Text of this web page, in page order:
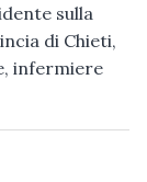
sulla
di Chieti,
infermiere